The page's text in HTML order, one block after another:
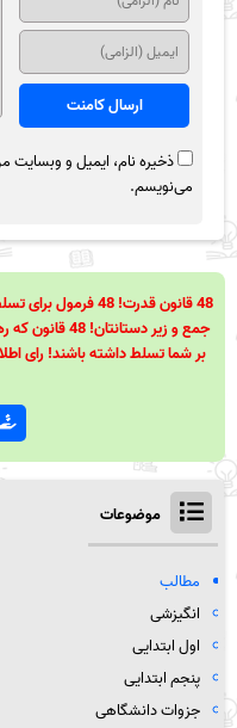
ذخیره نام، ایمیل و وبسایت
می‌نویسم.
جمع و زیر
بر شما تسلط داشته باشند! رای
موضوعات
مطالب
انگیزشی
اول ابتدایی
پنجم ابتدایی
جزوات دانشگاهی